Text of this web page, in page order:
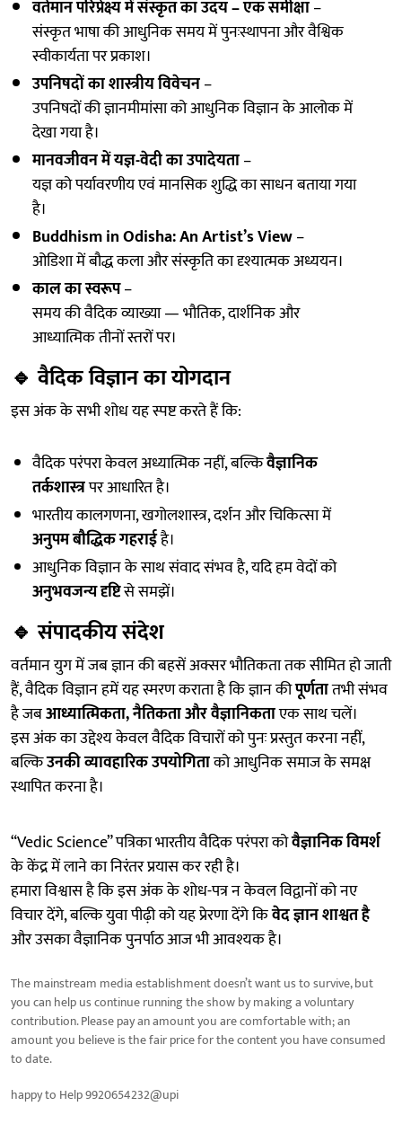
वर्तमान परिप्रेक्ष्य में संस्कृत का उदय – एक समीक्षा–
संस्कृत भाषा की आधुनिक समय में पुनःस्थापना और वैश्विक
स्वीकार्यता पर प्रकाश।
उपनिषदों का शास्त्रीय विवेचन–
उपनिषदों की ज्ञानमीमांसा को आधुनिक विज्ञान के आलोक में
देखा गया है।
मानवजीवन में यज्ञ-वेदी का उपादेयता–
यज्ञ को पर्यावरणीय एवं मानसिक शुद्धि का साधन बताया गया
है।
Buddhism in Odisha: An Artist’s View–
ओडिशा में बौद्ध कला और संस्कृति का दृश्यात्मक अध्ययन।
काल का स्वरूप–
समय की वैदिक व्याख्या — भौतिक, दार्शनिक और
आध्यात्मिक तीनों स्तरों पर।
🔹वैदिक विज्ञान का योगदान
इस अंक के सभी शोध यह स्पष्ट करते हैं कि:
वैदिक परंपरा केवल अध्यात्मिक नहीं, बल्किवैज्ञानिक
तर्कशास्त्रपर आधारित है।
भारतीय कालगणना, खगोलशास्त्र, दर्शन और चिकित्सा में
अनुपम बौद्धिक गहराईहै।
आधुनिक विज्ञान के साथ संवाद संभव है, यदि हम वेदों को
अनुभवजन्य दृष्टिसे समझें।
🔹संपादकीय संदेश
वर्तमान युग में जब ज्ञान की बहसें अक्सर भौतिकता तक सीमित हो जाती
हैं, वैदिक विज्ञान हमें यह स्मरण कराता है कि ज्ञान कीपूर्णतातभी संभव
है जबआध्यात्मिकता, नैतिकता और वैज्ञानिकताएक साथ चलें।
इस अंक का उद्देश्य केवल वैदिक विचारों को पुनः प्रस्तुत करना नहीं,
बल्किउनकी व्यावहारिक उपयोगिताको आधुनिक समाज के समक्ष
स्थापित करना है।
“Vedic Science” पत्रिका भारतीय वैदिक परंपरा कोवैज्ञानिक विमर्श
के केंद्र में लाने का निरंतर प्रयास कर रही है।
हमारा विश्वास है कि इस अंक के शोध-पत्र न केवल विद्वानों को नए
विचार देंगे, बल्कि युवा पीढ़ी को यह प्रेरणा देंगे किवेद ज्ञान शाश्वत है
और उसका वैज्ञानिक पुनर्पाठ आज भी आवश्यक है।
The mainstream media establishment doesn’t want us to survive, but
you can help us continue running the show by making a voluntary
contribution. Please pay an amount you are comfortable with; an
amount you believe is the fair price for the content you have consumed
to date.
happy to Help 9920654232@upi